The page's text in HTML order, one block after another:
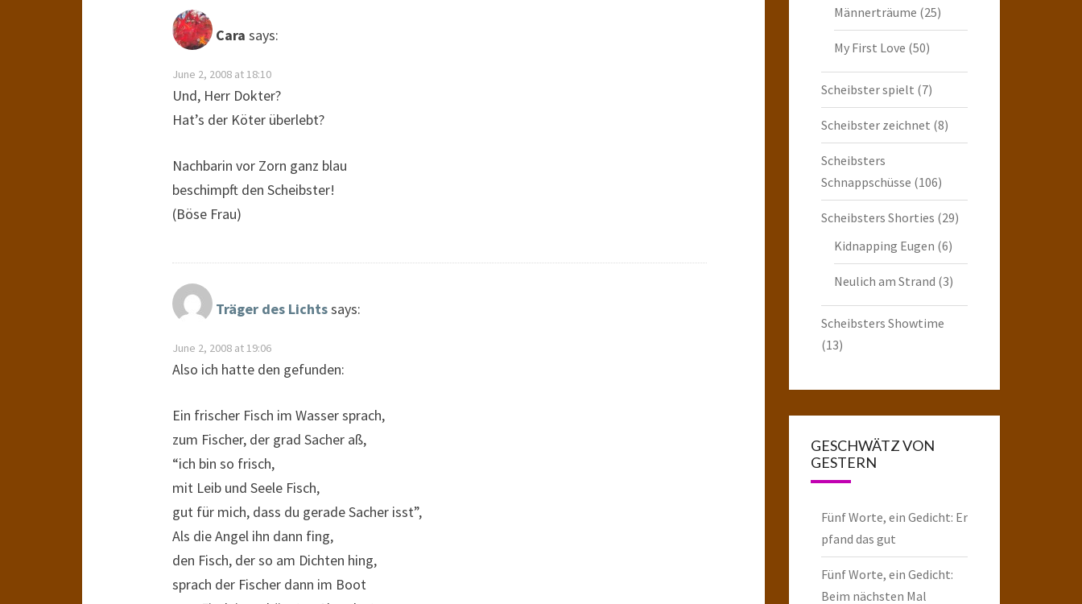
Cara says:
June 2, 2008 at 18:10
Und, Herr Dokter?
Hat’s der Köter überlebt?
Nachbarin vor Zorn ganz blau
beschimpft den Scheibster!
(Böse Frau)
Träger des Lichtssays:
June 2, 2008 at 19:06
Also ich hatte den gefunden:
Ein frischer Fisch im Wasser sprach,
zum Fischer, der grad Sacher aß,
“ich bin so frisch,
mit Leib und Seele Fisch,
gut für mich, dass du gerade Sacher isst”,
Als die Angel ihn dann fing,
den Fisch, der so am Dichten hing,
sprach der Fischer dann im Boot
Männerträume (25)
My First Love (50)
Scheibster spielt (7)
Scheibster zeichnet (8)
Scheibsters
Schnappschüsse (106)
Scheibsters Shorties (29)
Kidnapping Eugen (6)
Neulich am Strand (3)
Scheibsters Showtime
(13)
GESCHWÄTZ VON
GESTERN
Fünf Worte, ein Gedicht: Er
pfand das gut
Fünf Worte, ein Gedicht:
Beim nächsten Mal